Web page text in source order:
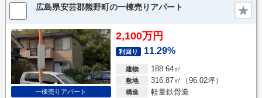
広島県安芸郡熊野町の一棟売りアパート
一棟売りアパート
2,100万円
利回り 11.29%
建物 188.64㎡
敷地 316.87㎡（96.02坪）
構造 軽量鉄骨造